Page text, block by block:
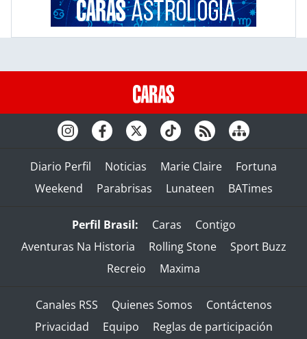
Diario Perfil Noticias Marie Claire
Fortuna
Weekend
Parabrisas Lunateen BATimes
Perfil Brasil: Caras
Contigo
Aventuras Na Historia
Rolling Stone
Sport Buzz
Recreio
Maxima
Canales RSS Quienes Somos
Contáctenos
Privacidad
Equipo Reglas de participación